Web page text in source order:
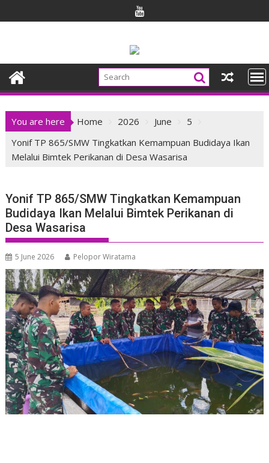
to
You are here Home 2026 June
5
Yonif TP 865/SMW Tingkatkan Kemampuan Budidaya Ikan
Melalui Bimtek Perikanan di Desa Wasarisa
Yonif TP 865/SMW Tingkatkan Kemampuan
Budidaya Ikan Melalui Bimtek Perikanan di
Desa Wasarisa
5 June 2026 Pelopor Wiratama